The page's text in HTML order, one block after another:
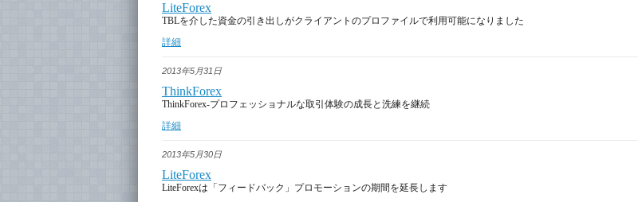
LiteForex
TBLを介した資金の引き出しがクライアントのプロファイルで利用可能になりました
詳細
2013年5月31日
ThinkForex
ThinkForex-プロフェッショナルな取引体験の成長と洗練を継続
詳細
2013年5月30日
LiteForex
LiteForexは「フィードバック」プロモーションの期間を延長します